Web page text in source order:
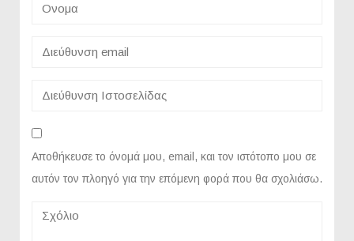
Αποθήκευσε το όνομά μου, email, και τον ιστότοπο μου σε
αυτόν τον πλοηγό για την επόμενη φορά που θα σχολιάσω.